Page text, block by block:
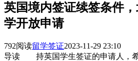
英国境内签证续签条件
学开放申请
792阅读留学签证2023-11-29 23:10
导读 持英国学生签证的申请人，希